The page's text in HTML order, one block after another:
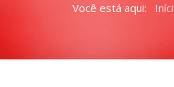
Você está aqui: